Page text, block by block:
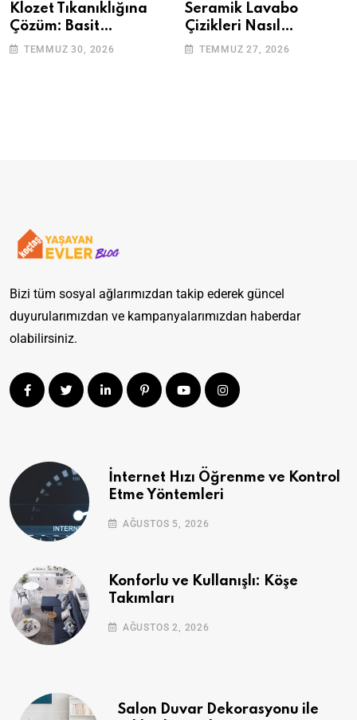
Klozet Tıkanıklığına
Çözüm: Basit
Adımlarla Klozetinizi
TEMMUZ 30, 2026
Seramik Lavabo
Çizikleri Nasıl
Giderilir? Adım Adım
TEMMUZ 27, 2026
Bizi tüm sosyal ağlarımızdan takip ederek güncel
duyurularımızdan ve kampanyalarımızdan haberdar
olabilirsiniz.
İnternet Hızı Öğrenme ve Kontrol
Etme Yöntemleri
AĞUSTOS 5, 2026
Konforlu ve Kullanışlı: Köşe
Takımları
AĞUSTOS 2, 2026
Salon Duvar Dekorasyonu ile